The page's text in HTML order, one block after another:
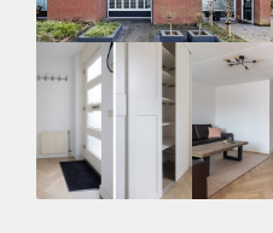
de snelwegen A-2, A-50, A-
Kom gauw een kijkje nemen.